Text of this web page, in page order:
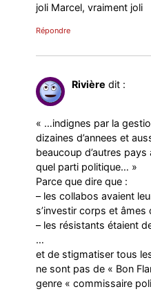
joli Marcel, vraiment joli
Répondre
Rivière dit :
« …indignes par la
dizaines d’annees et
beaucoup d’autres pays
quel parti politique… »
Parce que dire que :
– les collabos avaient
s’investir corps et âmes
– les résistants étaient
…
et de stigmatiser tous
ne sont pas de « Bon
genre « commissaire